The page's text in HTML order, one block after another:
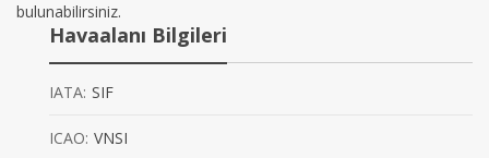
bulunabilirsiniz.
Havaalanı Bilgileri
IATA: SIF
ICAO: VNSI